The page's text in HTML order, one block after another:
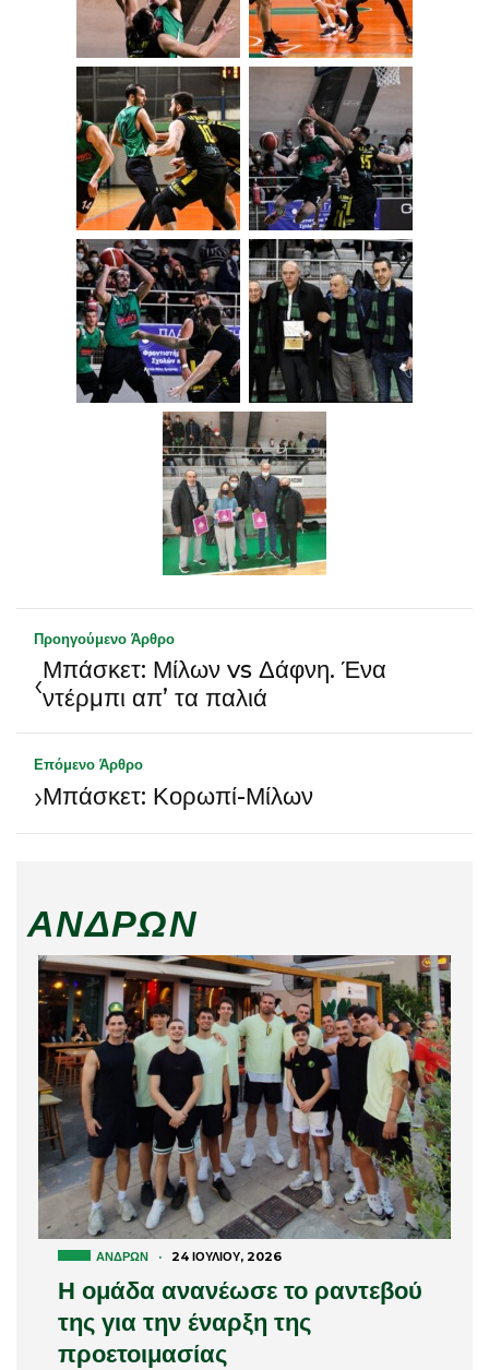
Προηγούμενο Άρθρο
‹Μπάσκετ: Μίλων vs Δάφνη. Ένα
ντέρμπι απ’ τα παλιά
Επόμενο Άρθρο
›Μπάσκετ: Κορωπί-Μίλων
ΑΝΔΡΏΝ
ΑΝΔΡΏΝ · 24 ΙΟΥΛΊΟΥ, 2026
Η ομάδα ανανέωσε το ραντεβού
της για την έναρξη της
προετοιμασίας